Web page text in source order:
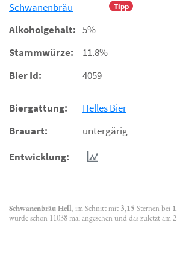
Tipp
Schwanenbräu
Alkoholgehalt: 5%
Stammwürze:
11.8%
Bier Id:
4059
Biergattung:
Helles Bier
Brauart:
untergärig
Entwicklung:
Schwanenbräu Hell, im Schnitt mit 3,15 Sternen bei
wurde schon 11038 mal angesehen und das zuletzt am